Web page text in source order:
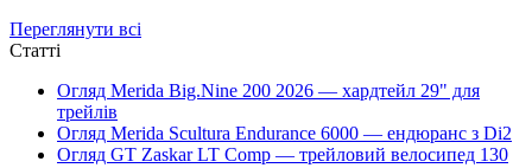
Переглянути всі
Статті
Огляд Merida Big.Nine 200 2026 — хардтейл 29" для
трейлів
Огляд Merida Scultura Endurance 6000 — ендюранс з Di2
Огляд GT Zaskar LT Comp — трейловий велосипед 130